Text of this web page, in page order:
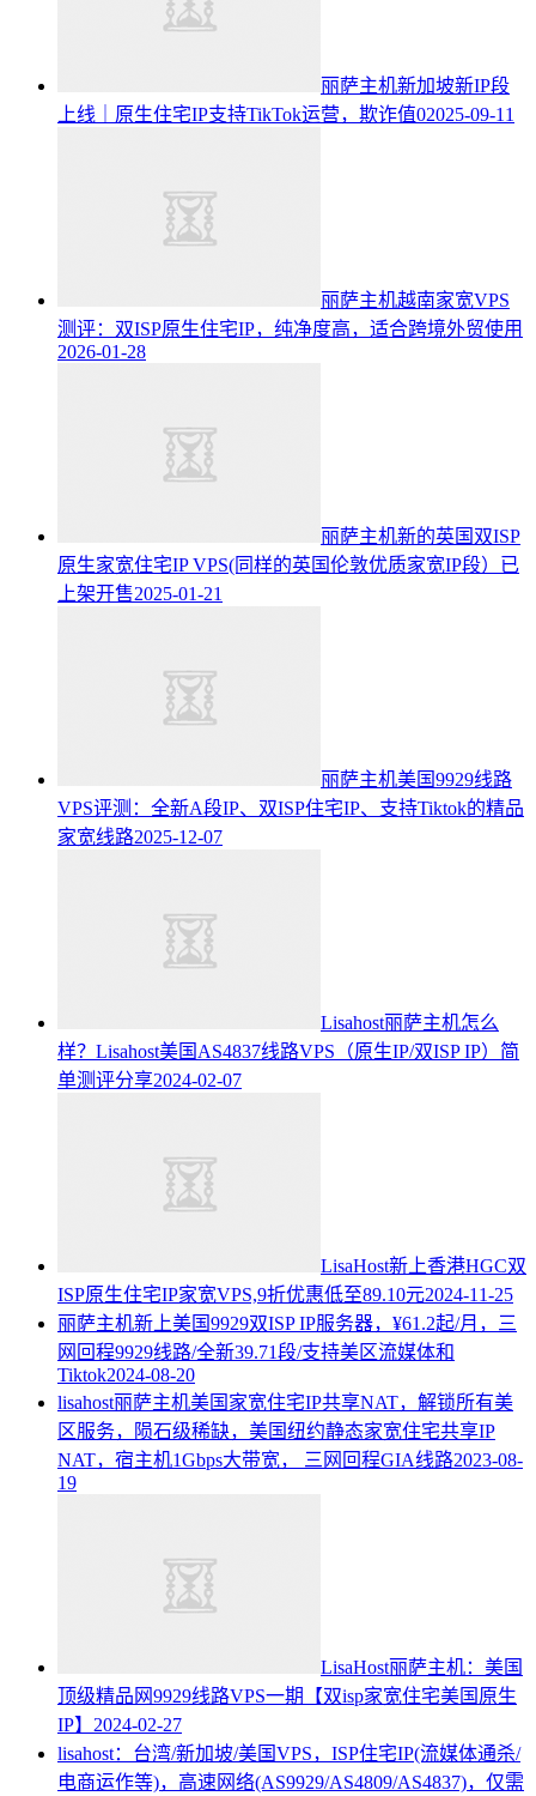
丽萨主机新加坡新IP段
上线｜原生住宅IP支持TikTok运营，欺诈值02025-09-11
丽萨主机越南家宽VPS
测评：双ISP原生住宅IP，纯净度高，适合跨境外贸使用
2026-01-28
丽萨主机新的英国双ISP
原生家宽住宅IP VPS(同样的英国伦敦优质家宽IP段）已
上架开售2025-01-21
丽萨主机美国9929线路
VPS评测：全新A段IP、双ISP住宅IP、支持Tiktok的精品
家宽线路2025-12-07
Lisahost丽萨主机怎么
样？Lisahost美国AS4837线路VPS（原生IP/双ISP IP）简
单测评分享2024-02-07
LisaHost新上香港HGC双
ISP原生住宅IP家宽VPS,9折优惠低至89.10元2024-11-25
丽萨主机新上美国9929双ISP IP服务器，¥61.2起/月，三
网回程9929线路/全新39.71段/支持美区流媒体和
Tiktok2024-08-20
lisahost丽萨主机美国家宽住宅IP共享NAT，解锁所有美
区服务，陨石级稀缺，美国纽约静态家宽住宅共享IP
NAT，宿主机1Gbps大带宽， 三网回程GIA线路2023-08-
19
LisaHost丽萨主机：美国
顶级精品网9929线路VPS一期【双isp家宽住宅美国原生
IP】 2024-02-27
lisahost：台湾/新加坡/美国VPS，ISP住宅IP(流媒体通杀/
电商运作等)，高速网络(AS9929/AS4809/AS4837)，仅需